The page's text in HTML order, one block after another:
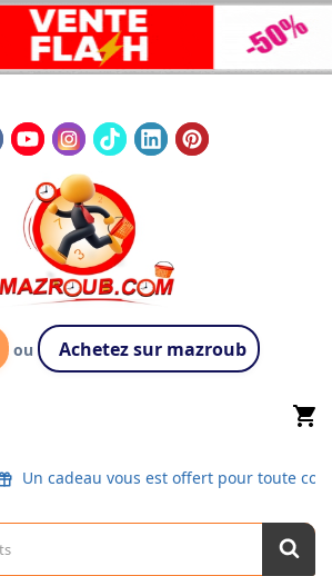
ou Achetez sur mazroub
shopping_cart
Un cadeau vous est offert pour toute